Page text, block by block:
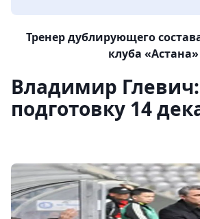
Тренер дублирующего
клуба «Астана»
Владимир
подготовку 14